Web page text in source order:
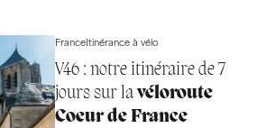
FranceItinérance à vélo
V46 : notre itinéraire de 7
jours sur lavéloroute
Coeur de France